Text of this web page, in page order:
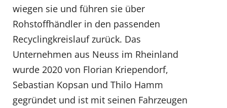
wiegen sie und führen sie über
Rohstoffhändler in den passenden
Recyclingkreislauf zurück. Das
Unternehmen aus Neuss im Rheinland
wurde 2020 von Florian Kriependorf,
Sebastian Kopsan und Thilo Hamm
gegründet und ist mit seinen Fahrzeugen